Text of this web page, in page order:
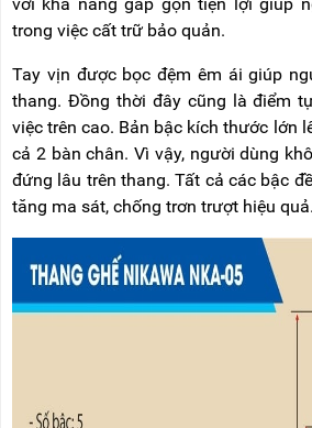
trong việc cất trữ bảo quản.
Tay vịn được bọc đệm êm ái giúp
thang. Đồng thời đây cũng là điểm
việc trên cao. Bản bậc kích thước lớn
cả 2 bàn chân. Vì vậy, người dùng
đứng lâu trên thang. Tất cả các bậc
tăng ma sát, chống trơn trượt hiệu quả.